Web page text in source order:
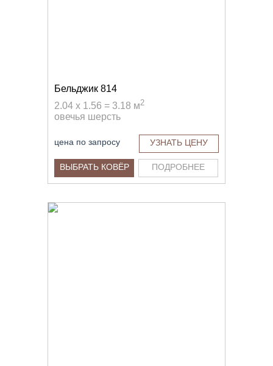
Бельджик 814
2.04 x 1.56 = 3.18 м2
овечья шерсть
цена по запросу УЗНАТЬ ЦЕНУ
ВЫБРАТЬ КОВЁР ПОДРОБНЕЕ